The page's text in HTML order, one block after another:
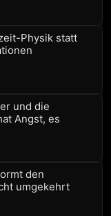
Physik statt
und die
Angst, es
den
umgekehrt